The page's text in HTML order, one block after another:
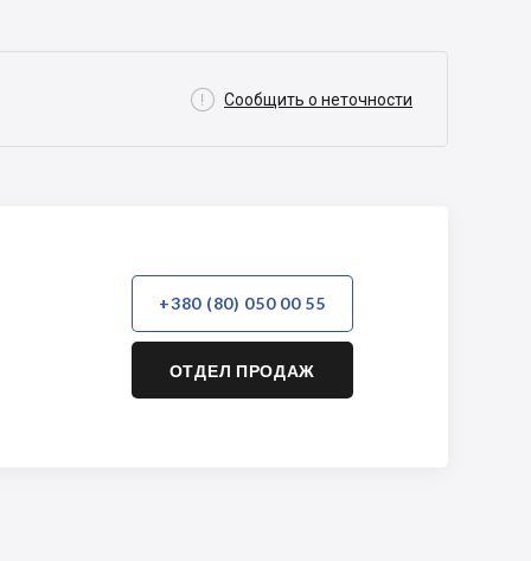
 Сообщить о неточности
+380 (80) 050 00 55
ОТДЕЛ ПРОДАЖ